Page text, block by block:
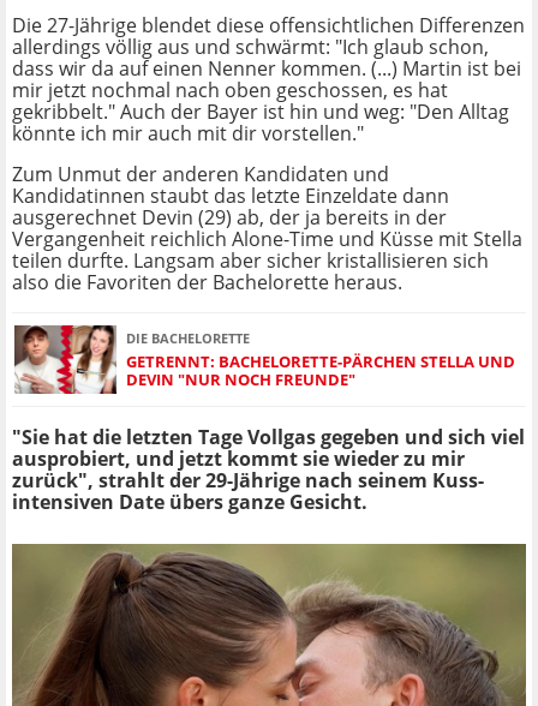
Die 27-Jährige blendet diese offensichtlichen Differenzen
allerdings völlig aus und schwärmt: "Ich glaub schon,
dass wir da auf einen Nenner kommen. (...) Martin ist bei
mir jetzt nochmal nach oben geschossen, es hat
gekribbelt." Auch der Bayer ist hin und weg: "Den Alltag
könnte ich mir auch mit dir vorstellen."
Zum Unmut der anderen Kandidaten und
Kandidatinnen staubt das letzte Einzeldate dann
ausgerechnet Devin (29) ab, der ja bereits in der
Vergangenheit reichlich Alone-Time und Küsse mit Stella
teilen durfte. Langsam aber sicher kristallisieren sich
also die Favoriten der Bachelorette heraus.
DIE BACHELORETTE
GETRENNT: BACHELORETTE-PÄRCHEN STELLA UND
DEVIN "NUR NOCH FREUNDE"
"Sie hat die letzten Tage Vollgas gegeben und sich viel
ausprobiert, und jetzt kommt sie wieder zu mir
zurück", strahlt der 29-Jährige nach seinem Kuss-
intensiven Date übers ganze Gesicht.